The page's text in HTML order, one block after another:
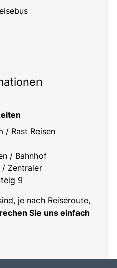
/ Rast Reisen
/ Bahnhof
Zentraler
9
je nach Reiseroute,
Sie uns einfach